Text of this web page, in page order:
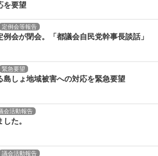
を要望
定例会等報告
会が閉会。「都議会自民党幹事長談話」
緊急要望
島しょ地域被害への対応を緊急要望
会活動報告
た。
議会活動報告